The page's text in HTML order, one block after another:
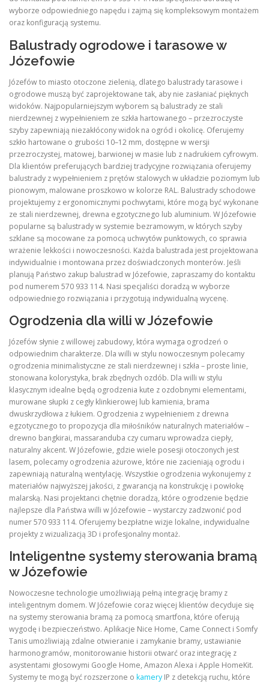
wyborze odpowiedniego napędu i zajmą się kompleksowym montażem
oraz konfiguracją systemu.
Balustrady ogrodowe i tarasowe w
Józefowie
Józefów to miasto otoczone zielenią, dlatego balustrady tarasowe i
ogrodowe muszą być zaprojektowane tak, aby nie zasłaniać pięknych
widoków. Najpopularniejszym wyborem są balustrady ze stali
nierdzewnej z wypełnieniem ze szkła hartowanego – przezroczyste
szyby zapewniają niezakłócony widok na ogród i okolicę. Oferujemy
szkło hartowane o grubości 10–12 mm, dostępne w wersji
przezroczystej, matowej, barwionej w masie lub z nadrukiem cyfrowym.
Dla klientów preferujących bardziej tradycyjne rozwiązania oferujemy
balustrady z wypełnieniem z prętów stalowych w układzie poziomym lub
pionowym, malowane proszkowo w kolorze RAL. Balustrady schodowe
projektujemy z ergonomicznymi pochwytami, które mogą być wykonane
ze stali nierdzewnej, drewna egzotycznego lub aluminium. W Józefowie
popularne są balustrady w systemie bezramowym, w których szyby
szklane są mocowane za pomocą uchwytów punktowych, co sprawia
wrażenie lekkości i nowoczesności. Każda balustrada jest projektowana
indywidualnie i montowana przez doświadczonych monterów. Jeśli
planują Państwo zakup balustrad w Józefowie, zapraszamy do kontaktu
pod numerem 570 933 114. Nasi specjaliści doradzą w wyborze
odpowiedniego rozwiązania i przygotują indywidualną wycenę.
Ogrodzenia dla willi w Józefowie
Józefów słynie z willowej zabudowy, która wymaga ogrodzeń o
odpowiednim charakterze. Dla willi w stylu nowoczesnym polecamy
ogrodzenia minimalistyczne ze stali nierdzewnej i szkła – proste linie,
stonowana kolorystyka, brak zbędnych ozdób. Dla willi w stylu
klasycznym idealne będą ogrodzenia kute z ozdobnymi elementami,
murowane słupki z cegły klinkierowej lub kamienia, brama
dwuskrzydłowa z łukiem. Ogrodzenia z wypełnieniem z drewna
egzotycznego to propozycja dla miłośników naturalnych materiałów –
drewno bangkirai, massaranduba czy cumaru wprowadza ciepły,
naturalny akcent. W Józefowie, gdzie wiele posesji otoczonych jest
lasem, polecamy ogrodzenia ażurowe, które nie zacieniają ogrodu i
zapewniają naturalną wentylację. Wszystkie ogrodzenia wykonujemy z
materiałów najwyższej jakości, z gwarancją na konstrukcję i powłokę
malarską. Nasi projektanci chętnie doradzą, które ogrodzenie będzie
najlepsze dla Państwa willi w Józefowie – wystarczy zadzwonić pod
numer 570 933 114. Oferujemy bezpłatne wizje lokalne, indywidualne
projekty z wizualizacją 3D i profesjonalny montaż.
Inteligentne systemy sterowania bramą
w Józefowie
Nowoczesne technologie umożliwiają pełną integrację bramy z
inteligentnym domem. W Józefowie coraz więcej klientów decyduje się
na systemy sterowania bramą za pomocą smartfona, które oferują
wygodę i bezpieczeństwo. Aplikacje Nice Home, Came Connect i Somfy
Tanis umożliwiają zdalne otwieranie i zamykanie bramy, ustawianie
harmonogramów, monitorowanie historii otwarć oraz integrację z
asystentami głosowymi Google Home, Amazon Alexa i Apple HomeKit.
Systemy te mogą być rozszerzone o kamery IP z detekcją ruchu, które